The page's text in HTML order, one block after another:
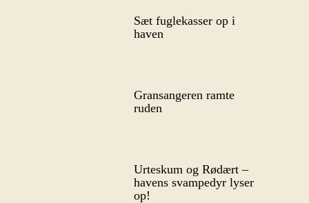
Sæt fuglekasser op i
haven
Gransangeren ramte
ruden
Urteskum og Rødært –
havens svampedyr lyser
op!